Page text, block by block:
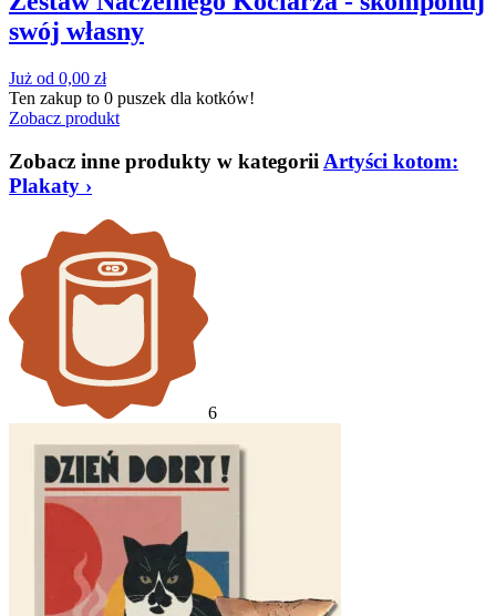
swój własny
Już od 0,00 zł
Ten zakup to 0 puszek dla kotków!
Zobacz produkt
Zobacz inne produkty w kategorii Artyści kotom:
Plakaty ›
6